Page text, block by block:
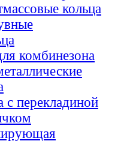
кольца
комбинезона
с перекладиной